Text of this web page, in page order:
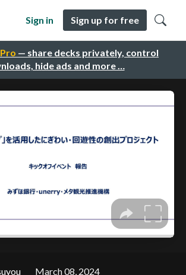
— share decks privately, control
hide ads and more …
Sign in Sign up for free
March 08, 2024